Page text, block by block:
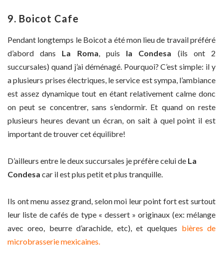
9. Boicot Cafe
Pendant longtemps le Boicot a été mon lieu de travail préféré
d’abord dans La Roma , puis la Condesa (ils ont 2
succursales) quand j’ai déménagé. Pourquoi? C’est simple: il y
a plusieurs prises électriques, le service est sympa, l’ambiance
est assez dynamique tout en étant relativement calme donc
on peut se concentrer, sans s’endormir. Et quand on reste
plusieurs heures devant un écran, on sait à quel point il est
important de trouver cet équilibre!
D’ailleurs entre le deux succursales je préfère celui de La
Condesa car il est plus petit et plus tranquille.
Ils ont menu assez grand, selon moi leur point fort est surtout
leur liste de cafés de type « dessert » originaux (ex: mélange
avec oreo, beurre d’arachide, etc), et quelques bières de
microbrasserie mexicaines.